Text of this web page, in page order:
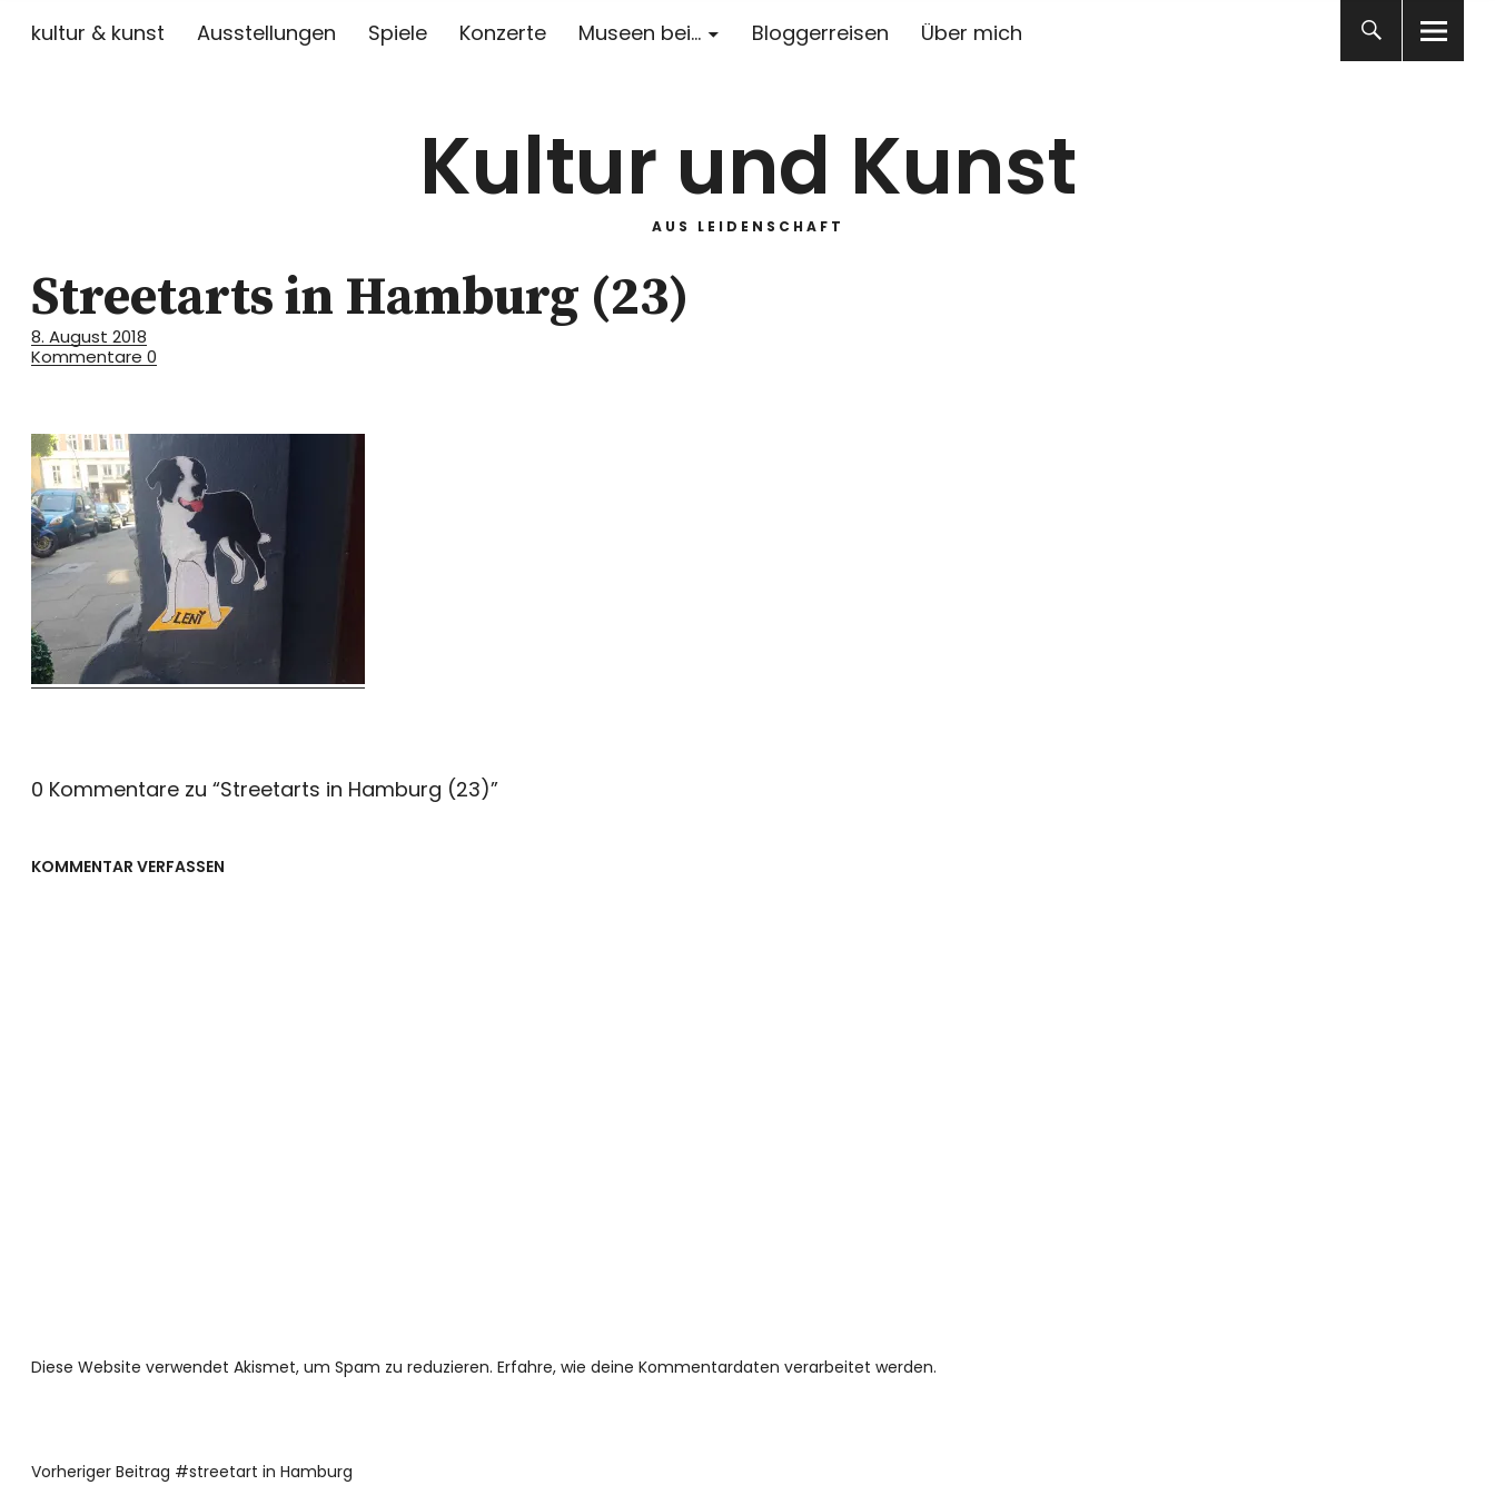
kultur & kunst Ausstellungen Spiele Konzerte Museen bei… Bloggerreisen Über mich
Kultur und Kunst
AUS LEIDENSCHAFT
Streetarts in Hamburg (23)
8. August 2018
Kommentare 0
0 Kommentare zu “Streetarts in Hamburg (23)”
KOMMENTAR VERFASSEN
Diese Website verwendet Akismet, um Spam zu reduzieren. Erfahre, wie deine Kommentardaten verarbeitet werden.
Vorheriger Beitrag #streetart in Hamburg